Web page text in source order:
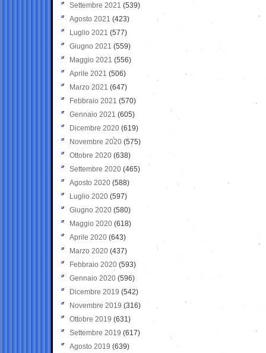
Settembre 2021 (539)
Agosto 2021 (423)
Luglio 2021 (577)
Giugno 2021(559)
Maggio 2021 (556)
Aprile 2021 (506)
Marzo 2021 (647)
Febbraio 2021 (570)
Gennaio 2021 (605)
Dicembre 2020 (619)
Novembre 2020 (575)
Ottobre 2020 (638)
Settembre 2020(465)
Agosto 2020 (588)
Luglio 2020 (597)
Giugno 2020 (580)
Maggio 2020 (618)
Aprile 2020 (643)
Marzo 2020 (437)
Febbraio 2020 (593)
Gennaio 2020 (596)
Dicembre 2019 (542)
Novembre 2019 (316)
Ottobre 2019 (631)
Settembre 2019 (617)
Agosto 2019 (639)